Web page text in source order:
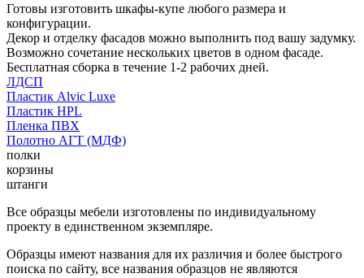
Готовы изготовить шкафы-купе любого размера и
конфигурации.
Декор и отделку фасадов можно выполнить под вашу задумку.
Возможно сочетание нескольких цветов в одном фасаде.
Бесплатная сборка в течение 1-2 рабочих дней.
ЛДСП
Пластик Alvic Luxe
Пластик HPL
Пленка ПВХ
Полотно АГТ (МДФ)
полки
корзины
штанги
Все образцы мебели изготовлены по индивидуальному
проекту в единственном экземпляре.
Образцы имеют названия для их различия и более быстрого
поиска по сайту, все названия образцов не являются